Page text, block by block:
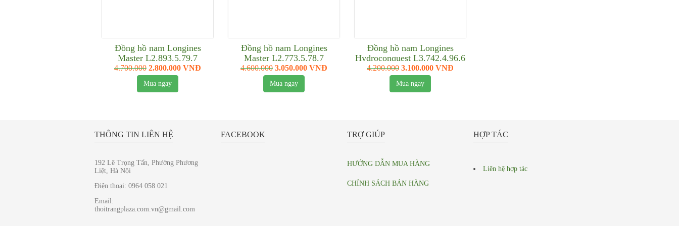
Đồng hồ nam Longines
Master L2.893.5.79.7
4.700.000 2.800.000 VNĐ
Mua ngay
Đồng hồ nam Longines
Master L2.773.5.78.7
4.600.000 3.050.000 VNĐ
Mua ngay
Đồng hồ nam Longines
Hydroconquest L3.742.4.96.6
4.200.000 3.100.000 VNĐ
Mua ngay
THÔNG TIN LIÊN HỆ
192 Lê Trọng Tấn, Phường Phương
Liệt, Hà Nội
Điện thoại: 0964 058 021
Email:
thoitrangplaza.com.vn@gmail.com
FACEBOOK TRỢ GIÚP
HƯỚNG DẪN MUA HÀNG
CHÍNH SÁCH BÁN HÀNG
HỢP TÁC
Liên hệ hợp tác